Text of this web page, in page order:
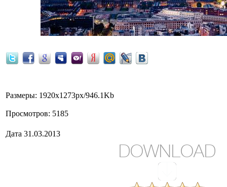
Размеры: 1920x1273px/946.1Kb
Просмотров: 5185
Дата 31.03.2013
DOWNLOAD